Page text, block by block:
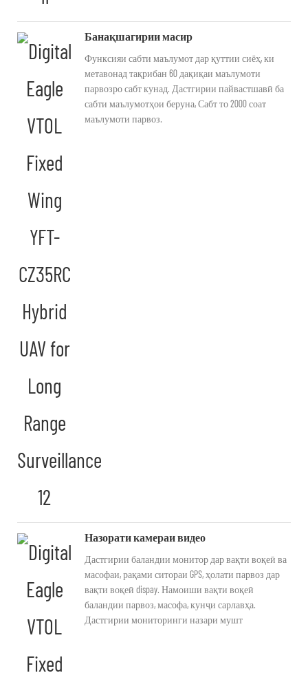
Банақшагирии масир
Функсияи сабти маълумот дар қуттии сиёҳ, ки
метавонад тақрибан 60 дақиқаи маълумоти
парвозро сабт кунад. Дастгирии пайвастшавӣ ба
сабти маълумотҳои беруна, Сабт то 2000 соат
маълумоти парвоз.
Назорати камераи видео
Дастгирии баландии монитор дар вақти воқеӣ ва
масофаи, рақами ситораи GPS, ҳолати парвоз дар
вақти воқеӣ dispay. Намоиши вақти воқеӣ
баландии парвоз, масофа, кунҷи сарлавҳа.
Дастгирии мониторинги назари мушт